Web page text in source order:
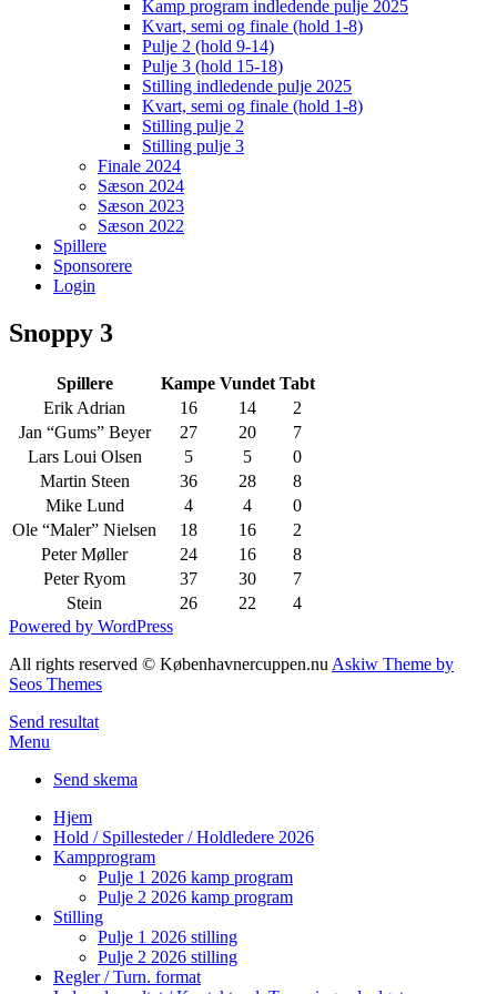
Kamp program indledende pulje 2025
Kvart, semi og finale (hold 1-8)
Pulje 2 (hold 9-14)
Pulje 3 (hold 15-18)
Stilling indledende pulje 2025
Kvart, semi og finale (hold 1-8)
Stilling pulje 2
Stilling pulje 3
Finale 2024
Sæson 2024
Sæson 2023
Sæson 2022
Spillere
Sponsorere
Login
Snoppy 3
Spillere Kampe Vundet Tabt
Erik Adrian
16 14
2
Jan “Gums” Beyer
27 20
7
Lars Loui Olsen
5 5
0
Martin Steen
36 28
8
Mike Lund
4 4
0
Ole “Maler” Nielsen
18 16
2
Peter Møller
24 16
8
Peter Ryom
37 30
7
Stein
26 22
4
Powered by WordPress
All rights reserved © Københavnercuppen.nu Askiw Theme by
Seos Themes
Send resultat
Menu
Send skema
Hjem
Hold / Spillesteder / Holdledere 2026
Kampprogram
Pulje 1 2026 kamp program
Pulje 2 2026 kamp program
Stilling
Pulje 1 2026 stilling
Pulje 2 2026 stilling
Regler / Turn. format